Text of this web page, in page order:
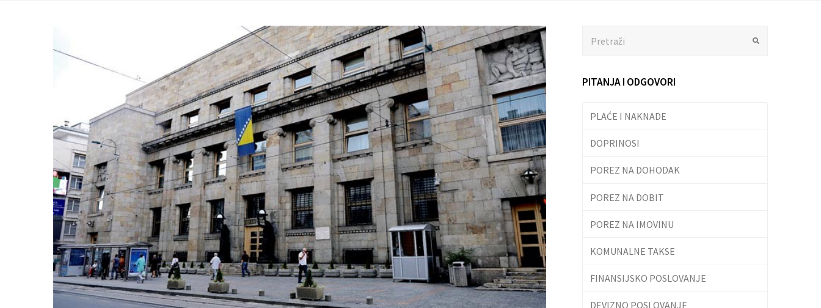
PITANJA I ODGOVORI
PLAĆE I NAKNADE
DOPRINOSI
POREZ NA DOHODAK
POREZ NA DOBIT
POREZ NA IMOVINU
KOMUNALNE TAKSE
FINANSIJSKO POSLOVANJE
DEVIZNO POSLOVANJE